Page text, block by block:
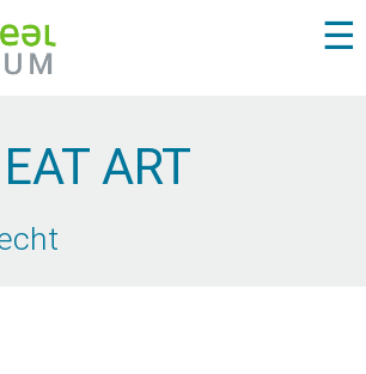
☰
EAT ART